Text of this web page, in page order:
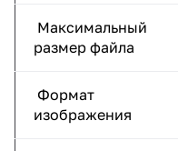
Максимальный
размер файла
Формат
изображения